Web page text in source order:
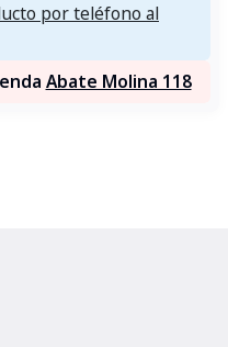
por teléfono al
Abate Molina 118